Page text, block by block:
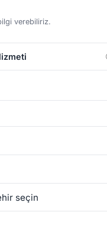
verebiliriz.